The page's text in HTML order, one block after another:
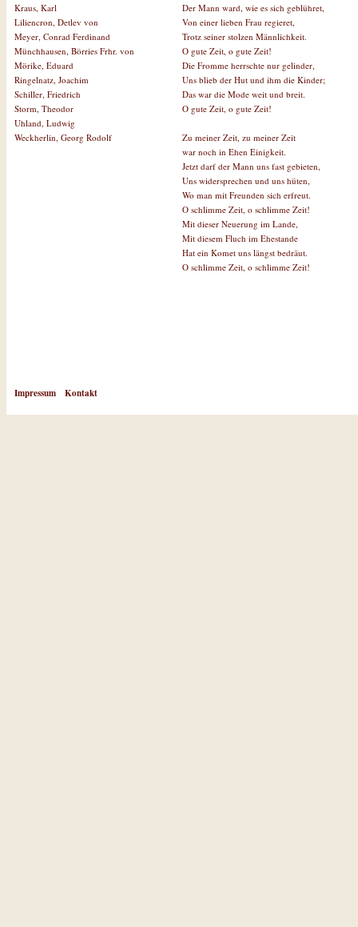
Kraus, Karl
Liliencron, Detlev von
Meyer, Conrad Ferdinand
Münchhausen, Börries Frhr. von
Mörike, Eduard
Ringelnatz, Joachim
Schiller, Friedrich
Storm, Theodor
Uhland, Ludwig
Weckherlin, Georg Rodolf
Der Mann ward, wie es sich geblühret,
Von einer lieben Frau regieret,
Trotz seiner stolzen Männlichkeit.
O gute Zeit, o gute Zeit!
Die Fromme herrschte nur gelinder,
Uns blieb der Hut und ihm die Kinder;
Das war die Mode weit und breit.
O gute Zeit, o gute Zeit!
Zu meiner Zeit, zu meiner Zeit
war noch in Ehen Einigkeit.
Jetzt darf der Mann uns fast gebieten,
Uns widersprechen und uns hüten,
Wo man mit Freunden sich erfreut.
O schlimme Zeit, o schlimme Zeit!
Mit dieser Neuerung im Lande,
Mit diesem Fluch im Ehestande
Hat ein Komet uns längst bedräut.
O schlimme Zeit, o schlimme Zeit!
Impressum Kontakt